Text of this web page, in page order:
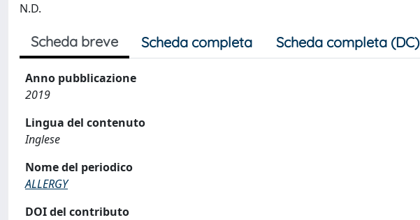
N.D.
Scheda breve Scheda completa Scheda completa (DC)
Anno pubblicazione
2019
Lingua del contenuto
Inglese
Nome del periodico
ALLERGY
DOI del contributo